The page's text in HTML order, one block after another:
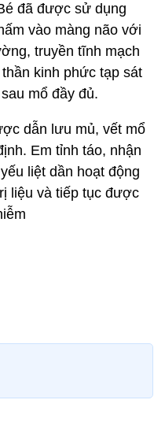
đã được sử dụng
vào màng não với
truyền tĩnh mạch
kinh phức tạp sát
mổ đầy đủ.
dẫn lưu mủ, vết mổ
Em tỉnh táo, nhận
liệt dần hoạt động
liệu và tiếp tục được